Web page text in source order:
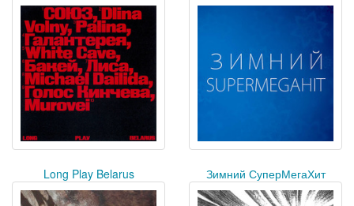
Long Play Belarus Зимний СуперМегаХит